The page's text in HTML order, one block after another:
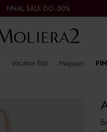
FINAL SALE DO -50%
Vacation Edit Magazyn